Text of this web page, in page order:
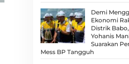
Demi
Ekonomi
Distrik
Yohanis
Suarakan
Mess BP Tangguh